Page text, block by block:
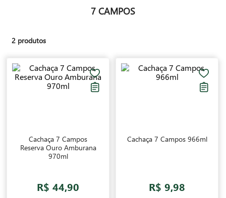
7 CAMPOS
2 produtos
Cachaça 7 Campos
Reserva Ouro Amburana
970ml
R$ 44,90
Cachaça 7 Campos 966ml
R$ 9,98